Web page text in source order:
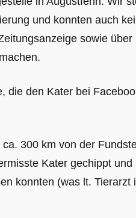
und konnten auch
sowie über
die den Kater bei
300 km von der
Kater gechippt und
konnten (was lt. Tierarzt